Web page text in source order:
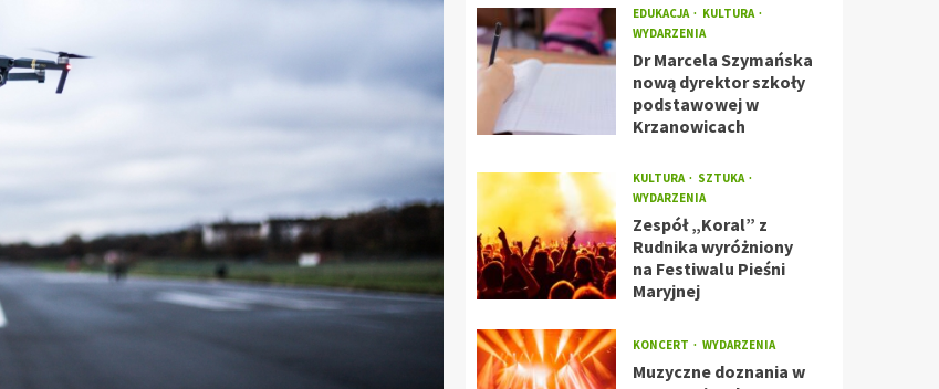
EDUKACJA
KULTURA
WYDARZENIA
Dr Marcela Szymańska
nową dyrektor szkoły
podstawowej w
Krzanowicach
KULTURA
SZTUKA
WYDARZENIA
Zespół „Koral” z
Rudnika wyróżniony
na Festiwalu Pieśni
Maryjnej
KONCERT WYDARZENIA
Muzyczne doznania w